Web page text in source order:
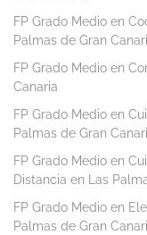
FP Grado Medio en
Palmas de Gran
FP Grado Medio en
Canaria
FP Grado Medio en
Palmas de Gran
FP Grado Medio en
Distancia en Las
FP Grado Medio en
Palmas de Gran